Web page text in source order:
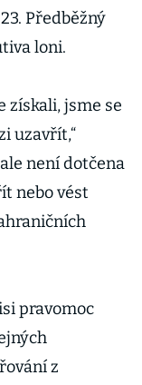
Předběžný
loni.
získali, jsme se
uzavřít,“
není dotčena
nebo vést
pravomoc
z